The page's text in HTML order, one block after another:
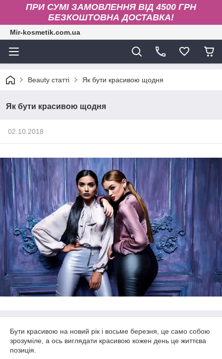
ПРИ СУМІ ЗАМОВЛЕННЯ ВІД 4500 ГРН
БЕЗКОШТОВНА ДОСТАВКА!
Mir-kosmetik.com.ua
Beauty статті Як бути красивою щодня
Як бути красивою щодня
02.10.2018
Бути красивою на новий рік і восьме березня, це само собою
зрозуміле, а ось виглядати красивою кожен день це життєва
позиція.